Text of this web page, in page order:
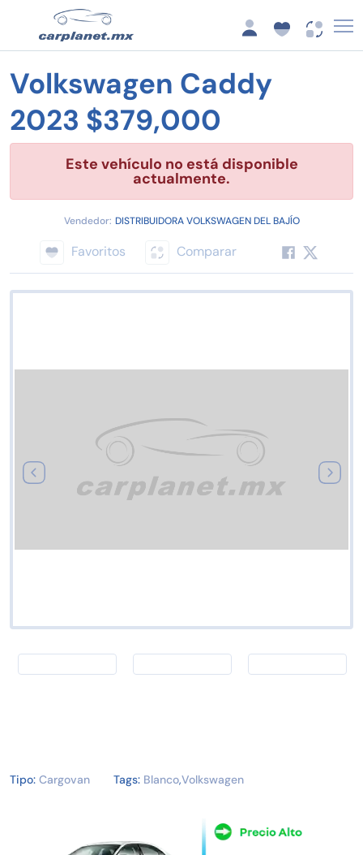
Volkswagen Caddy
2023 $379,000
Este vehículo no está disponible
actualmente.
Vendedor: DISTRIBUIDORA VOLKSWAGEN DEL BAJÍO
Favoritos Comparar
Tipo: Cargovan Tags: Blanco,Volkswagen